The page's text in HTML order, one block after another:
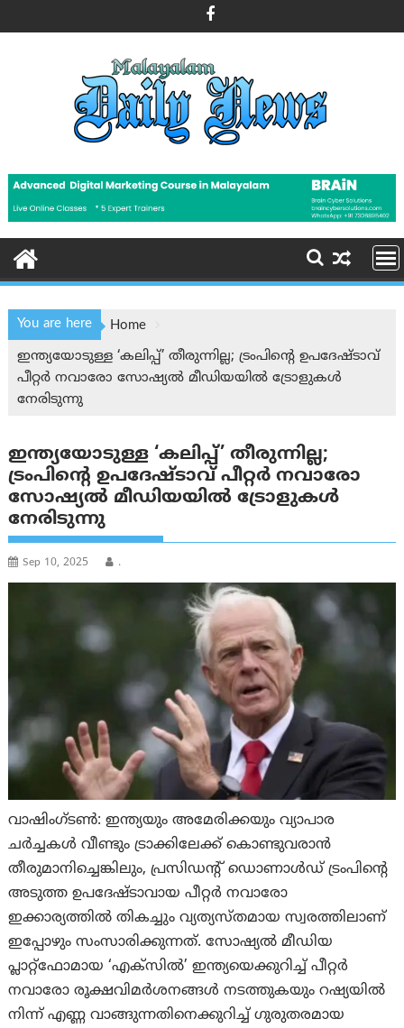
to
You are here
Home
ഇന്ത്യയോടുള്ള ‘കലിപ്പ്’ തീരുന്നില്ല; ട്രംപിന്റെ ഉപദേഷ്ടാവ്
പീറ്റര്‍ നവാരോ സോഷ്യല്‍ മീഡിയയില്‍ ട്രോളുകള്‍
നേരിടുന്നു
ഇന്ത്യയോടുള്ള ‘കലിപ്പ്’ തീരുന്നില്ല;
ട്രംപിന്റെ ഉപദേഷ്ടാവ് പീറ്റര്‍ നവാരോ
സോഷ്യല്‍ മീഡിയയില്‍ ട്രോളുകള്‍
നേരിടുന്നു
Sep 10, 2025 .
വാഷിംഗ്ടണ്‍: ഇന്ത്യയും അമേരിക്കയും വ്യാപാര
ചർച്ചകൾ വീണ്ടും ട്രാക്കിലേക്ക് കൊണ്ടുവരാൻ
തീരുമാനിച്ചെങ്കിലും, പ്രസിഡന്റ് ഡൊണാൾഡ് ട്രംപിന്റെ
അടുത്ത ഉപദേഷ്ടാവായ പീറ്റർ നവാരോ
ഇക്കാര്യത്തിൽ തികച്ചും വ്യത്യസ്തമായ സ്വരത്തിലാണ്
ഇപ്പോഴും സംസാരിക്കുന്നത്. സോഷ്യൽ മീഡിയ
പ്ലാറ്റ്‌ഫോമായ ‘എക്‌സിൽ’ ഇന്ത്യയെക്കുറിച്ച് പീറ്റർ
നവാരോ രൂക്ഷവിമർശനങ്ങൾ നടത്തുകയും റഷ്യയിൽ
നിന്ന് എണ്ണ വാങ്ങുന്നതിനെക്കുറിച്ച് ഗുരുതരമായ